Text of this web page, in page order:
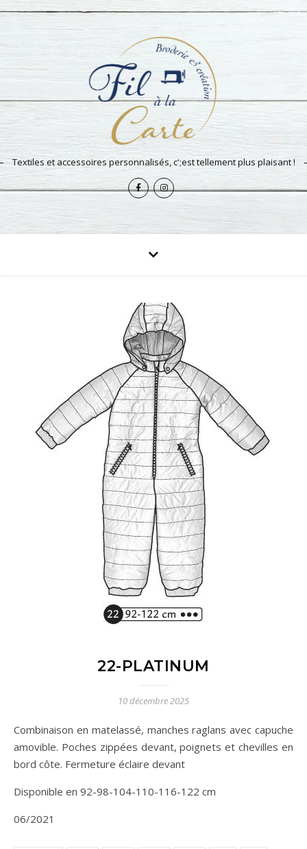
Textiles et accessoires personnalisés, c';est tellement plus plaisant !
22-PLATINUM
10 décembre 2025
Combinaison en matelassé, manches raglans avec capuche
amovible. Poches zippées devant, poignets et chevilles en
bord côte. Fermeture éclaire devant
Disponible en 92-98-104-110-116-122 cm
06/2021